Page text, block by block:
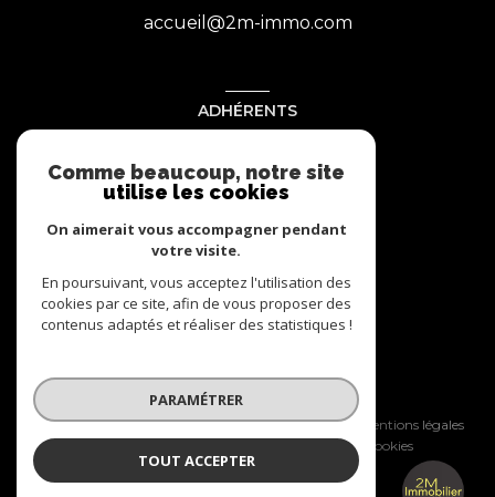
2M IMMOBILIER
accueil@2m-immo.com
ADHÉRENTS
Nous adhérons
© 2026 | Tous droits réservés
Nos honoraires
Nos partenaires
Mentions légales
Cookies
Comme beaucoup, notre site
utilise les cookies
On aimerait vous accompagner pendant
votre visite.
En poursuivant, vous acceptez l'utilisation des
cookies par ce site, afin de vous proposer des
contenus adaptés et réaliser des statistiques !
PARAMÉTRER
TOUT ACCEPTER